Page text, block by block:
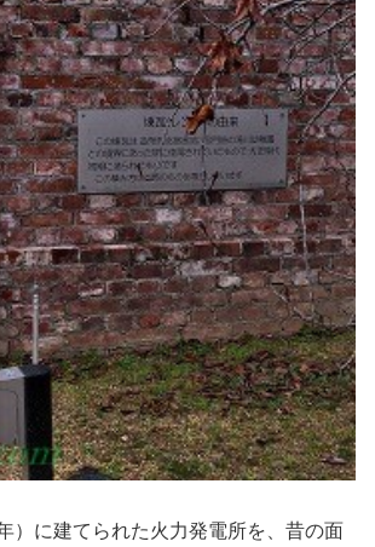
）に建てられた火力発電所を、昔の面